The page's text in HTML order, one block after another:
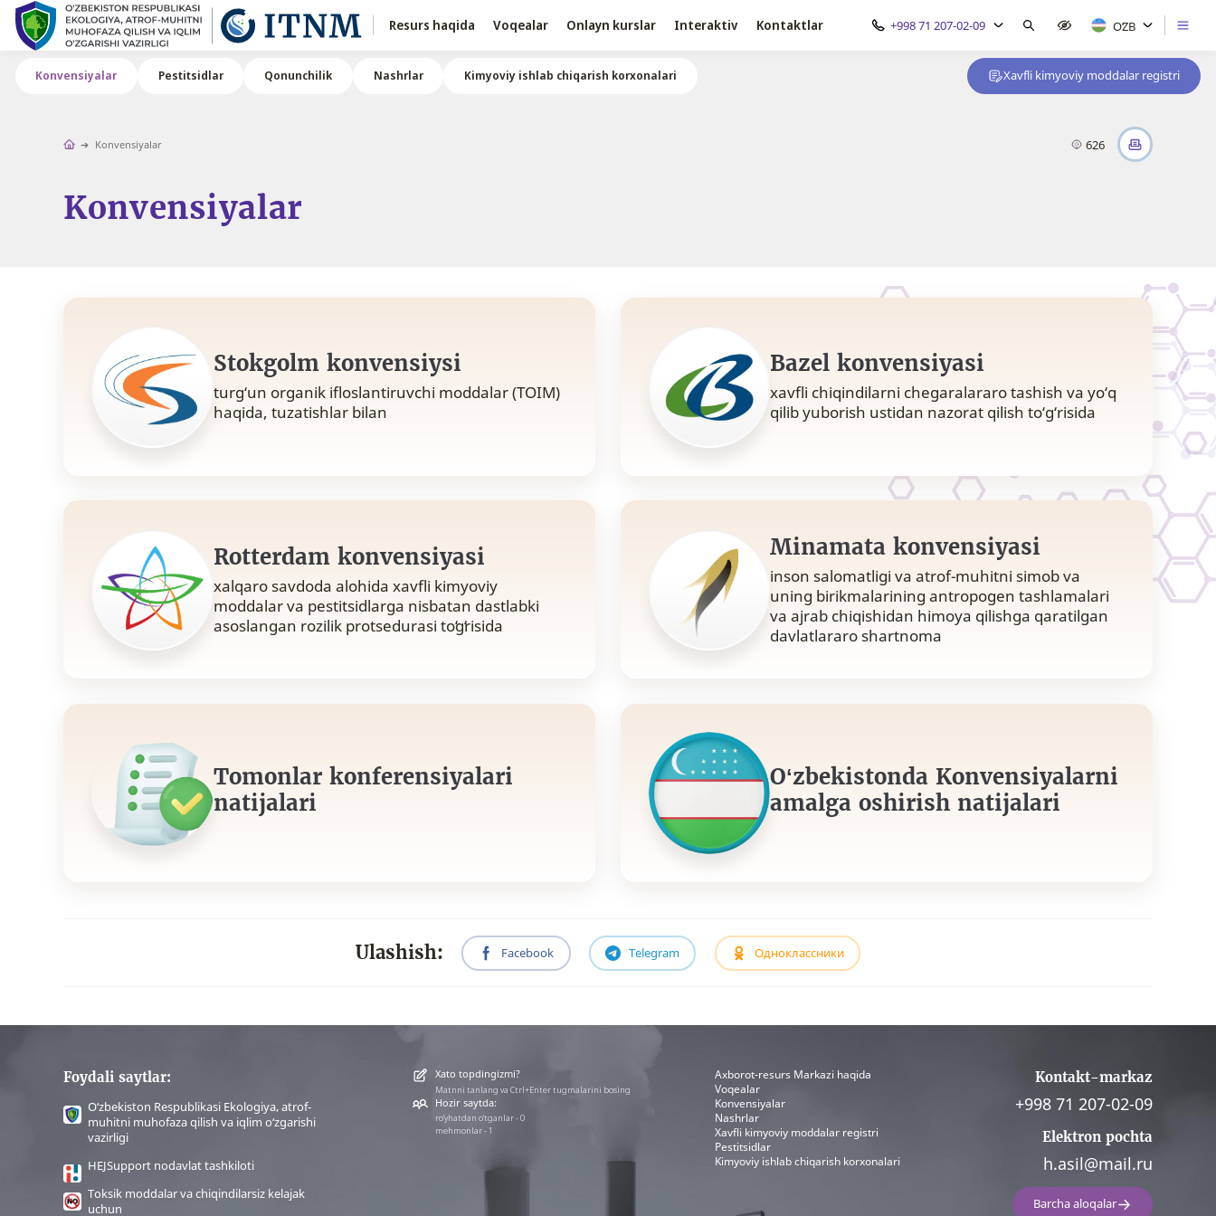
Resurs haqida Voqealar Onlayn kurslar Interaktiv Kontaktlar +998 71 207-02-09 OʻZB
Konvensiyalar Pestitsidlar Qonunchilik Nashrlar Kimyoviy ishlab chiqarish korxonalari Xavfli kimyoviy moddalar registri
Konvensiyalar 626
Konvensiyalar
Stokgolm konvensiysi
turg‘un organik ifloslantiruvchi moddalar (TOIM)
haqida, tuzatishlar bilan
Bazel konvensiyasi
xavfli chiqindilarni chegaralararo tashish va yo‘q
qilib yuborish ustidan nazorat qilish to‘g‘risida
Rotterdam konvensiyasi
xalqaro savdoda alohida xavfli kimyoviy
moddalar va pestitsidlarga nisbatan dastlabki
asoslangan rozilik protsedurasi toʻgʻrisida
Minamata konvensiyasi
inson salomatligi va atrof-muhitni simob va
uning birikmalarining antropogen tashlamalari
va ajrab chiqishidan himoya qilishga qaratilgan
davlatlararo shartnoma
Tomonlar konferensiyalari
natijalari
Oʻzbekistonda Konvensiyalarni
amalga oshirish natijalari
Ulashish: Facebook Telegram Одноклассники
Foydali saytlar:
O‘zbekiston Respublikasi Ekologiya, atrof-
muhitni muhofaza qilish va iqlim o‘zgarishi
vazirligi
HEJSupport nodavlat tashkiloti
Toksik moddalar va chiqindilarsiz kelajak
uchun
Xato topdingizmi?
Matnni tanlang va Ctrl+Enter tugmalarini bosing
Hozir saytda:
ro'yhatdan o'tganlar - 0
mehmonlar - 1
Аxborot-resurs Markazi haqida
Voqealar
Konvensiyalar
Nashrlar
Xavfli kimyoviy moddalar registri
Pestitsidlar
Kimyoviy ishlab chiqarish korxonalari
Kontakt-markaz
+998 71 207-02-09
Elektron pochta
h.asil@mail.ru
Barcha aloqalar